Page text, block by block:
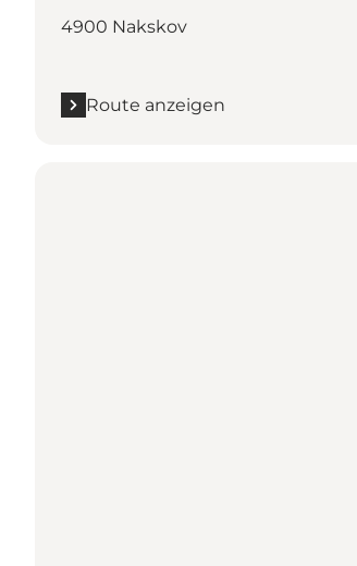
4900 Nakskov
Route anzeigen